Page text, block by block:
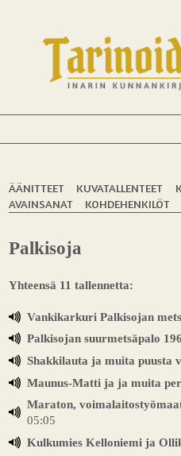
ÄÄNITTEET KUVATALLENTEET
AVAINSANAT
KOHDEHENKILÖT
Palkisoja
Yhteensä 11 tallennetta:
Vankikarkuri Palkisojan
Palkisojan suurmetsäpalo
Shakkilauta ja muita puusta
Maunus-Matti ja ja muita
Maraton,
05:05
Kulkumies Kelloniemi ja